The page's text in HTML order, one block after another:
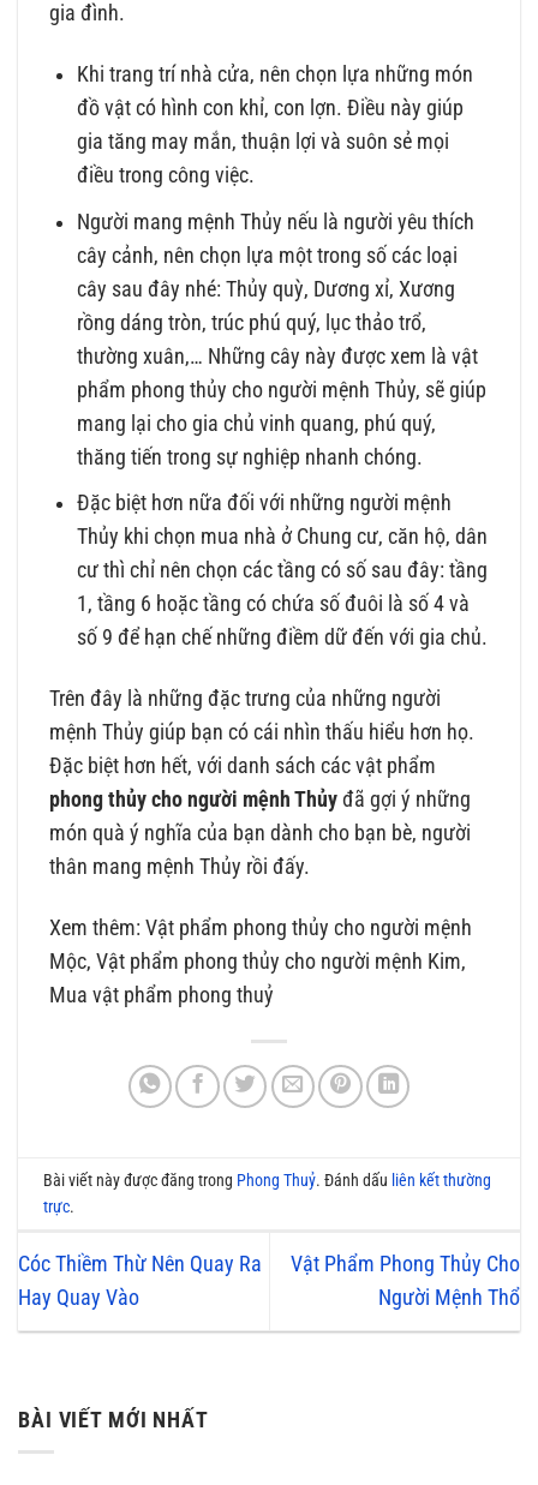
gia đình.
Khi trang trí nhà cửa, nên chọn lựa những món
đồ vật có hình con khỉ, con lợn. Điều này giúp
gia tăng may mắn, thuận lợi và suôn sẻ mọi
điều trong công việc.
Người mang mệnh Thủy nếu là người yêu thích
cây cảnh, nên chọn lựa một trong số các loại
cây sau đây nhé: Thủy quỳ, Dương xỉ, Xương
rồng dáng tròn, trúc phú quý, lục thảo trổ,
thường xuân,… Những cây này được xem là vật
phẩm phong thủy cho người mệnh Thủy, sẽ giúp
mang lại cho gia chủ vinh quang, phú quý,
thăng tiến trong sự nghiệp nhanh chóng.
Đặc biệt hơn nữa đối với những người mệnh
Thủy khi chọn mua nhà ở Chung cư, căn hộ, dân
cư thì chỉ nên chọn các tầng có số sau đây: tầng
1, tầng 6 hoặc tầng có chứa số đuôi là số 4 và
số 9 để hạn chế những điềm dữ đến với gia chủ.
Trên đây là những đặc trưng của những người
mệnh Thủy giúp bạn có cái nhìn thấu hiểu hơn họ.
Đặc biệt hơn hết, với danh sách các vật phẩm
phong thủy cho người mệnh Thủy đã gợi ý những
món quà ý nghĩa của bạn dành cho bạn bè, người
thân mang mệnh Thủy rồi đấy.
Xem thêm: Vật phẩm phong thủy cho người mệnh
Mộc, Vật phẩm phong thủy cho người mệnh Kim,
Mua vật phẩm phong thuỷ
Bài viết này được đăng trong Phong Thuỷ. Đánh dấu liên kết thường
trực.
Cóc Thiềm Thừ Nên Quay Ra
Hay Quay Vào
Vật Phẩm Phong Thủy Cho
Người Mệnh Thổ
BÀI VIẾT MỚI NHẤT